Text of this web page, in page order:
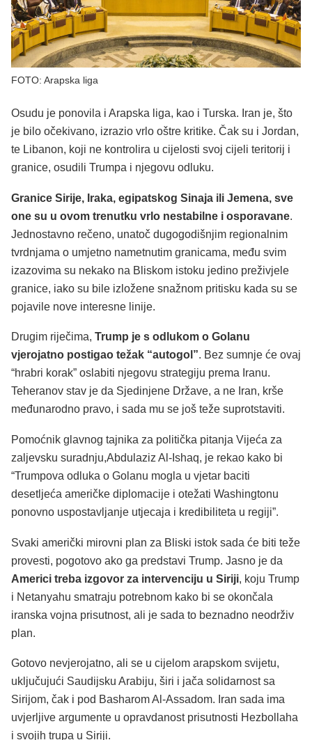
FOTO: Arapska liga
Osudu je ponovila i Arapska liga, kao i Turska. Iran je, što
je bilo očekivano, izrazio vrlo oštre kritike. Čak su i Jordan,
te Libanon, koji ne kontrolira u cijelosti svoj cijeli teritorij i
granice, osudili Trumpa i njegovu odluku.
Granice Sirije, Iraka, egipatskog Sinaja ili Jemena, sve
one su u ovom trenutku vrlo nestabilne i osporavane.
Jednostavno rečeno, unatoč dugogodišnjim regionalnim
tvrdnjama o umjetno nametnutim granicama, među svim
izazovima su nekako na Bliskom istoku jedino preživjele
granice, iako su bile izložene snažnom pritisku kada su se
pojavile nove interesne linije.
Drugim riječima, Trump je s odlukom o Golanu
vjerojatno postigao težak “autogol”. Bez sumnje će ovaj
“hrabri korak” oslabiti njegovu strategiju prema Iranu.
Teheranov stav je da Sjedinjene Države, a ne Iran, krše
međunarodno pravo, i sada mu se još teže suprotstaviti.
Pomoćnik glavnog tajnika za politička pitanja Vijeća za
zaljevsku suradnju,Abdulaziz Al-Ishaq, je rekao kako bi
“Trumpova odluka o Golanu mogla u vjetar baciti
desetljeća američke diplomacije i otežati Washingtonu
ponovno uspostavljanje utjecaja i kredibiliteta u regiji”.
Svaki američki mirovni plan za Bliski istok sada će biti teže
provesti, pogotovo ako ga predstavi Trump. Jasno je da
Americi treba izgovor za intervenciju u Siriji, koju Trump
i Netanyahu smatraju potrebnom kako bi se okončala
iranska vojna prisutnost, ali je sada to beznadno neodrživ
plan.
Gotovo nevjerojatno, ali se u cijelom arapskom svijetu,
uključujući Saudijsku Arabiju, širi i jača solidarnost sa
Sirijom, čak i pod Basharom Al-Assadom. Iran sada ima
uvjerljive argumente u opravdanost prisutnosti Hezbollaha
i svojih trupa u Siriji.